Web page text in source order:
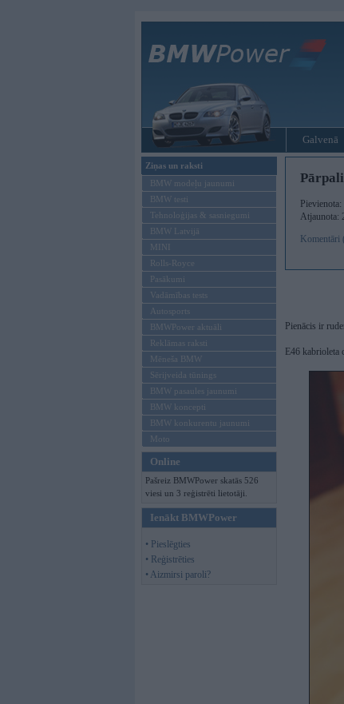
Galvenā
Ziņas un raksti
BMW modeļu jaunumi
BMW testi
Tehnoloģijas & sasniegumi
BMW Latvijā
MINI
Rolls-Royce
Pasākumi
Vadāmības tests
Autosports
BMWPower aktuāli
Reklāmas raksti
Mēneša BMW
Sērijveida tūnings
BMW pasaules jaunumi
BMW koncepti
BMW konkurentu jaunumi
Moto
Online
Pašreiz BMWPower skatās 526
viesi un 3 reģistrēti lietotāji.
Ienākt BMWPower
• Pieslēgties
• Reģistrēties
• Aizmirsi paroli?
Atjaunota:
Komentāri
Pienācis ir
E46